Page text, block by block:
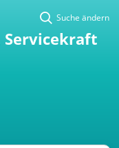
Suche ändern
Servicekraft